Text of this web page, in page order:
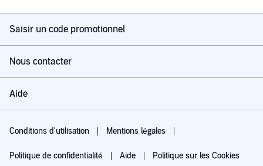
Saisir un code promotionnel
Nous contacter
Aide
Conditions d'utilisation Mentions légales
Politique de confidentialité Aide Politique sur les Cookies